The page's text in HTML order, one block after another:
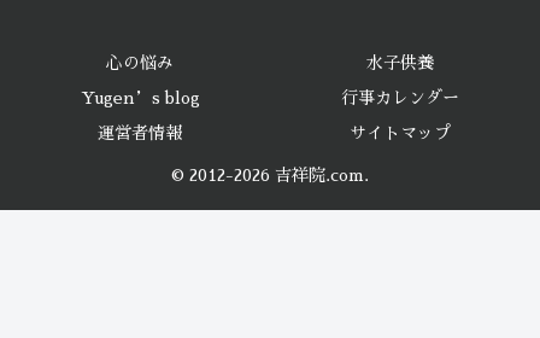
心の悩み 水子供養
Yugen’s blog 行事カレンダー
運営者情報 サイトマップ
© 2012-2026 吉祥院.com.